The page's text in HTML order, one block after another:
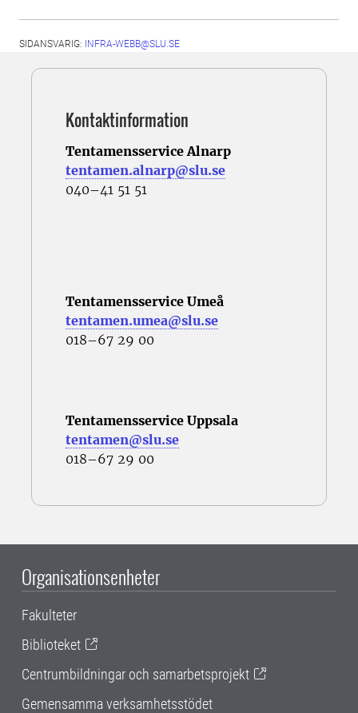
SIDANSVARIG: INFRA-WEBB@SLU.SE
Kontaktinformation
Tentamensservice Alnarp
tentamen.alnarp@slu.se
040–41 51 51
Tentamensservice Umeå
tentamen.umea@slu.se
018–67 29 00
Tentamensservice Uppsala
tentamen@slu.se
018–67 29 00
Organisationsenheter
Fakulteter
Biblioteket
Centrumbildningar och samarbetsprojekt
Gemensamma verksamhetsstödet